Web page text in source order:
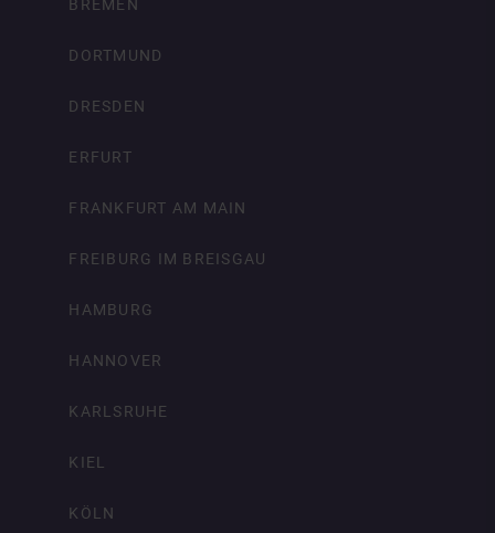
DORTMUND
DRESDEN
ERFURT
FRANKFURT AM MAIN
FREIBURG IM BREISGAU
HAMBURG
HANNOVER
KARLSRUHE
KIEL
KÖLN